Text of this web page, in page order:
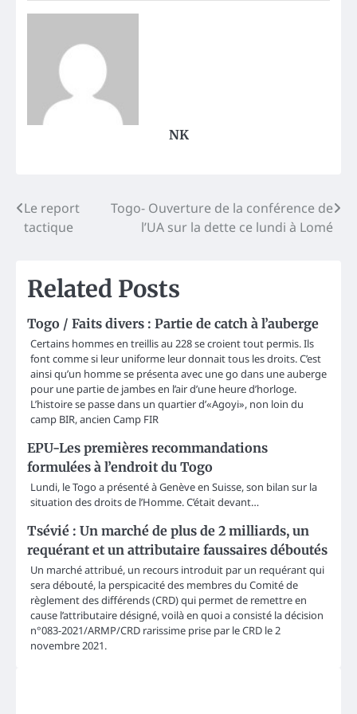
NK
Post
navigation
Le report
tactique
Togo- Ouverture de la conférence de
l’UA sur la dette ce lundi à Lomé
Related Posts
Togo / Faits divers : Partie de catch à l’auberge
Certains hommes en treillis au 228 se croient tout permis. Ils
font comme si leur uniforme leur donnait tous les droits. C’est
ainsi qu’un homme se présenta avec une go dans une auberge
pour une partie de jambes en l’air d’une heure d’horloge.
L’histoire se passe dans un quartier d’«Agoyi», non loin du
camp BIR, ancien Camp FIR
EPU-Les premières recommandations
formulées à l’endroit du Togo
Lundi, le Togo a présenté à Genève en Suisse, son bilan sur la
situation des droits de l’Homme. C’était devant…
Tsévié : Un marché de plus de 2 milliards, un
requérant et un attributaire faussaires déboutés
Un marché attribué, un recours introduit par un requérant qui
sera débouté, la perspicacité des membres du Comité de
règlement des différends (CRD) qui permet de remettre en
cause l’attributaire désigné, voilà en quoi a consisté la décision
n°083-2021/ARMP/CRD rarissime prise par le CRD le 2
novembre 2021.